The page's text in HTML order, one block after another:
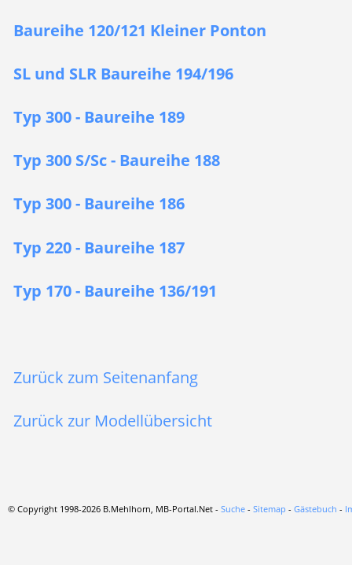
Baureihe 120/121 Kleiner Ponton
SL und SLR Baureihe 194/196
Typ 300 - Baureihe 189
Typ 300 S/Sc - Baureihe 188
Typ 300 - Baureihe 186
Typ 220 - Baureihe 187
Typ 170 - Baureihe 136/191
Zurück zum Seitenanfang
Zurück zur Modellübersicht
© Copyright 1998-2026 B.Mehlhorn, MB-Portal.Net - Suche - Sitemap - Gästebuch -